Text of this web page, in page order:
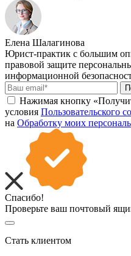
Елена Шалагинова
Юрист-практик с большим
правовой защите
информационной
Нажимая кнопку
условия Пользовательского
на Обработку моих
Спасибо!
Проверьте ваш почтовый
Стать клиентом